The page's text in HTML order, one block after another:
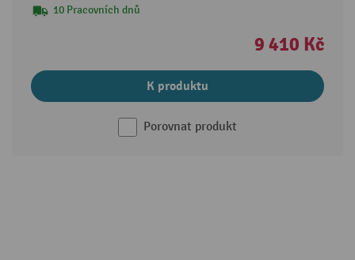
10 Pracovních dnů
9 410 Kč
K produktu
Porovnat produkt